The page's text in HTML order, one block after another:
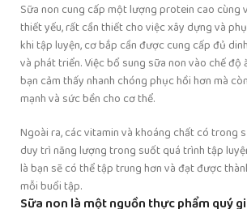
Sữa non cung cấp một lượng protein cao cùng
thiết yếu, rất cần thiết cho việc xây dựng và
khi tập luyện, cơ bắp cần được cung cấp đủ
và phát triển. Việc bổ sung sữa non vào chế độ
bạn cảm thấy nhanh chóng phục hồi hơn mà
mạnh và sức bền cho cơ thể.
Ngoài ra, các vitamin và khoáng chất có trong
duy trì năng lượng trong suốt quá trình tập
là bạn sẽ có thể tập trung hơn và đạt được
mỗi buổi tập.
Sữa non là một nguồn thực phẩm quý